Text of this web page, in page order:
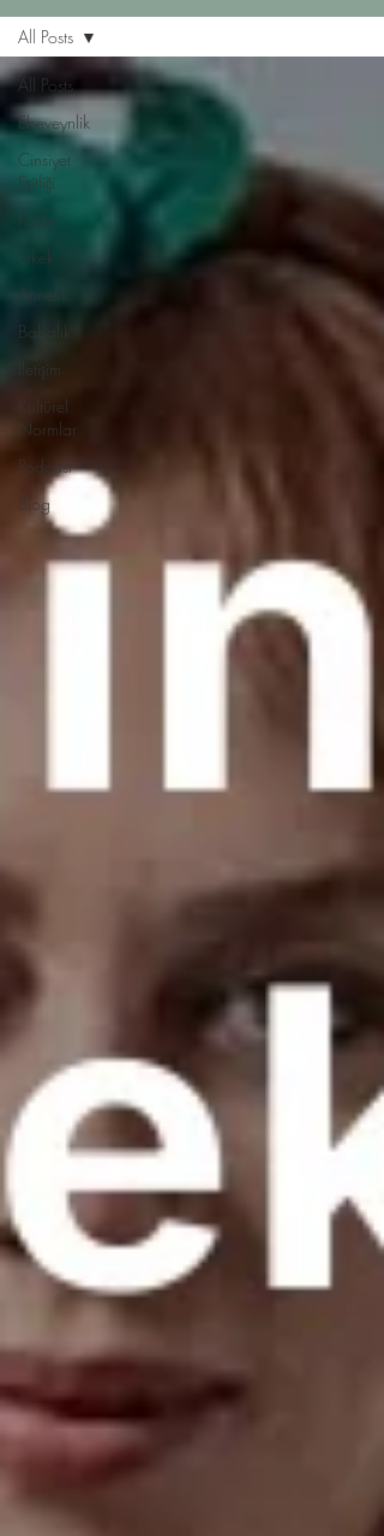
All Posts
Ebeveynlik
Cinsiyet
Eşitliği
Kadın
Erkek
Annelik
Babalık
İletişim
Kültürel
Normlar
Podcast
Blog
All Posts